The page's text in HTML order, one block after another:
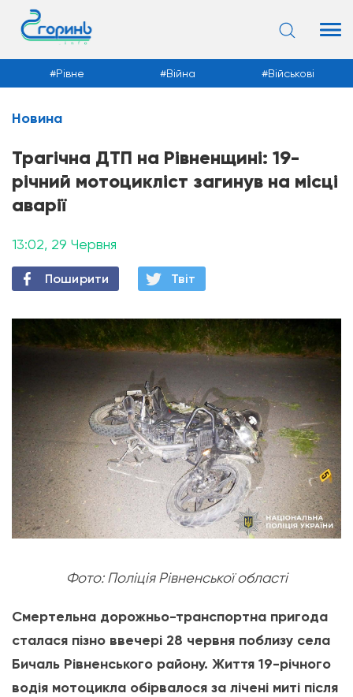
Новини
Рівне Війна Військові
Новина
Трагічна ДТП на Рівненщині: 19-
річний мотоцикліст загинув на місці
аварії
13:02, 29 Червня
Поширити Твiт
Фото: Поліція Рівненської області
Смертельна дорожньо-транспортна пригода
сталася пізно ввечері 28 червня поблизу села
Бичаль Рівненського району. Життя 19-річного
водія мотоцикла обірвалося за лічені миті після